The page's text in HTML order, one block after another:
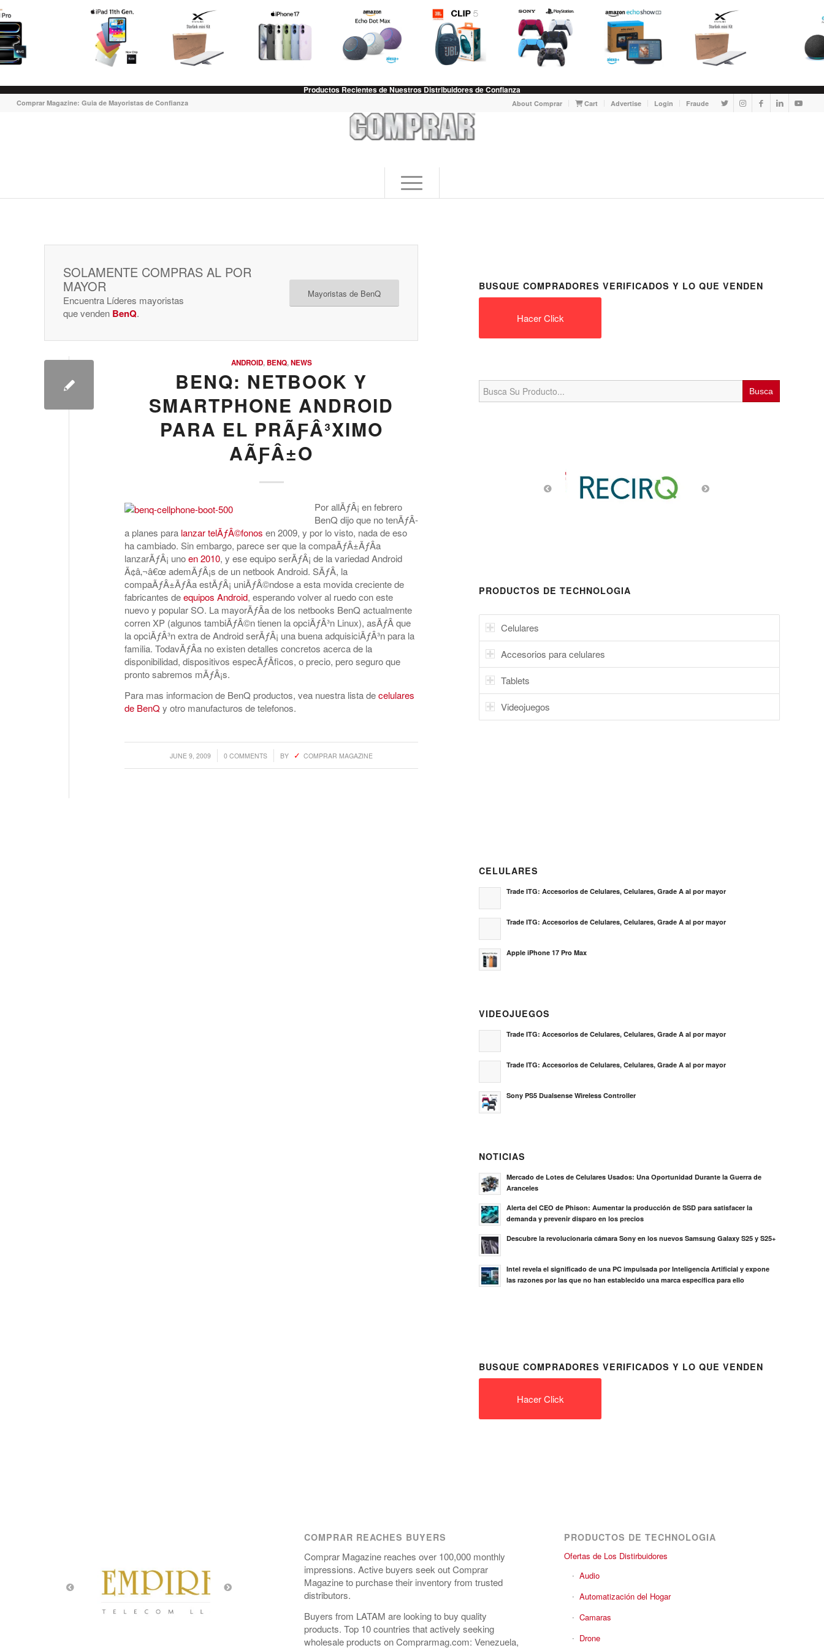
Productos Recientes de Nuestros Distribuidores de Confianza
About Comprar Cart Advertise Login Fraude
Comprar Magazine: Guia de Mayoristas de Confianza
SOLAMENTE COMPRAS AL POR
MAYOR
Encuentra Líderes mayoristas
que venden BenQ.
Mayoristas de BenQ
ANDROID, BENQ,NEWS
BENQ: NETBOOK Y
SMARTPHONE ANDROID
PARA EL PRÃƑÂ³XIMO
AÃƑÂ±O
Por allÃƒÂ¡ en febrero
BenQ dijo que no tenÃƒÂ­
a planes para lanzar telÃƒÂ©fonos en 2009, y por lo visto, nada de eso
ha cambiado. Sin embargo, parece ser que la compaÃƒÂ±ÃƒÂ­a
lanzarÃƒÂ¡ unoen 2010, y ese equipo serÃƒÂ¡ de la variedad Android
Ã¢â‚¬â€œ ademÃƒÂ¡s de un netbook Android. SÃƒÂ­, la
compaÃƒÂ±ÃƒÂ­a estÃƒÂ¡ uniÃƒÂ©ndose a esta movida creciente de
fabricantes deequipos Android, esperando volver al ruedo con este
nuevo y popular SO. La mayorÃƒÂ­a de los netbooks BenQ actualmente
corren XP (algunos tambiÃƒÂ©n tienen la opciÃƒÂ³n Linux), asÃƒÂ­ que
la opciÃƒÂ³n extra de Android serÃƒÂ¡ una buena adquisiciÃƒÂ³n para la
familia. TodavÃƒÂ­a no existen detalles concretos acerca de la
disponibilidad, dispositivos especÃƒÂ­ficos, o precio, pero seguro que
pronto sabremos mÃƒÂ¡s.
Para mas informacion de BenQ productos, vea nuestra lista decelulares
de BenQ y otro manufacturos de telefonos.
JUNE 9, 2009
/ 0 COMMENTS
/ BY COMPRAR MAGAZINE
BUSQUE COMPRADORES VERIFICADOS Y LO QUE VENDEN
Hacer Click
Search
for:
PRODUCTOS DE TECHNOLOGIA
Celulares
Accesorios para celulares
Tablets
Videojuegos
CELULARES
Trade ITG: Accesorios de Celulares, Celulares, Grade A al por mayor
Trade ITG: Accesorios de Celulares, Celulares, Grade A al por mayor
Apple iPhone 17 Pro Max
VIDEOJUEGOS
Trade ITG: Accesorios de Celulares, Celulares, Grade A al por mayor
Trade ITG: Accesorios de Celulares, Celulares, Grade A al por mayor
Sony PS5 Dualsense Wireless Controller
NOTICIAS
Mercado de Lotes de Celulares Usados: Una Oportunidad Durante la Guerra de
Aranceles
Alerta del CEO de Phison: Aumentar la producción de SSD para satisfacer la
demanda y prevenir disparo en los precios
Descubre la revolucionaria cámara Sony en los nuevos Samsung Galaxy S25 y S25+
Intel revela el significado de una PC impulsada por Inteligencia Artificial y expone
las razones por las que no han establecido una marca específica para ello
BUSQUE COMPRADORES VERIFICADOS Y LO QUE VENDEN
Hacer Click
COMPRAR REACHES BUYERS
Comprar Magazine reaches over 100,000 monthly
impressions. Active buyers seek out Comprar
Magazine to purchase their inventory from trusted
distributors.
Buyers from LATAM are looking to buy quality
products. Top 10 countries that actively seeking
wholesale products on Comprarmag.com: Venezuela,
PRODUCTOS DE TECHNOLOGIA
Ofertas de Los Distirbuidores
Audio
Automatización del Hogar
Camaras
Drone